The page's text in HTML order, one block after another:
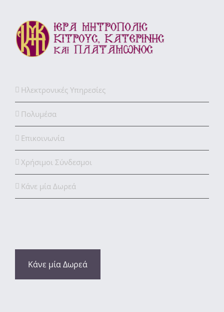
Ηλεκτρονικές Υπηρεσίες
Πολυμέσα
Επικοινωνία
Χρήσιμοι Σύνδεσμοι
Κάνε μία Δωρεά
Κάνε μία Δωρεά